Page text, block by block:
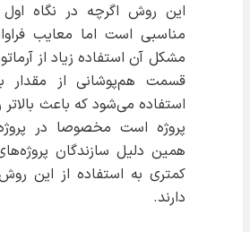
این روش اگرچه در نگاه
مناسبی است اما معایب
مشکل آن استفاده زیاد از
قسمت هم‌پوشانی از مقدار
استفاده می‌شود که باعث
پروژه است مخصوصا در
همین دلیل سازندگان
کمتری به استفاده از این
دارند.